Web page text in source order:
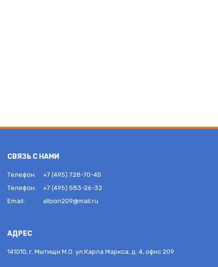
СВЯЗЬ С НАМИ
Телефон:
+7 (495) 728-70-45
Телефон:
+7 (495) 583-26-32
Email:
albion209@mail.ru
АДРЕС
141010, г. Мытищи М.О. ул.Карла Маркса, д. 4, офис 209